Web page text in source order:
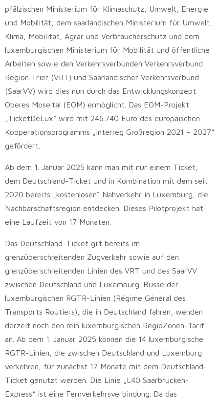
pfälzischen Ministerium für Klimaschutz, Umwelt, Energie
und Mobilität, dem saarländischen Ministerium für Umwelt,
Klima, Mobilität, Agrar und Verbraucherschutz und dem
luxemburgischen Ministerium für Mobilität und öffentliche
Arbeiten sowie den Verkehrsverbünden Verkehrsverbund
Region Trier (VRT) und Saarländischer Verkehrsverbund
(SaarVV) wird dies nun durch das Entwicklungskonzept
Oberes Moseltal (EOM) ermöglicht. Das EOM-Projekt
„TicketDeLux“ wird mit 246.740 Euro des europäischen
Kooperationsprogramms „Interreg Großregion 2021 – 2027“
gefördert.
Ab dem 1. Januar 2025 kann man mit nur einem Ticket,
dem Deutschland-Ticket und in Kombination mit dem seit
2020 bereits „kostenlosen“ Nahverkehr in Luxemburg, die
Nachbarschaftsregion entdecken. Dieses Pilotprojekt hat
eine Laufzeit von 17 Monaten.
Das Deutschland-Ticket gilt bereits im
grenzüberschreitenden Zugverkehr sowie auf den
grenzüberschreitenden Linien des VRT und des SaarVV
zwischen Deutschland und Luxemburg. Busse der
luxemburgischen RGTR-Linien (Régime Général des
Transports Routiers), die in Deutschland fahren, wenden
derzeit noch den rein luxemburgischen RegioZonen-Tarif
an. Ab dem 1. Januar 2025 können die 14 luxemburgische
RGTR-Linien, die zwischen Deutschland und Luxemburg
verkehren, für zunächst 17 Monate mit dem Deutschland-
Ticket genutzt werden. Die Linie „L40 Saarbrücken-
Express“ ist eine Fernverkehrsverbindung. Da das